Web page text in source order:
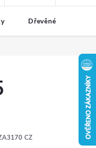
Dřevěné hračky
CZ